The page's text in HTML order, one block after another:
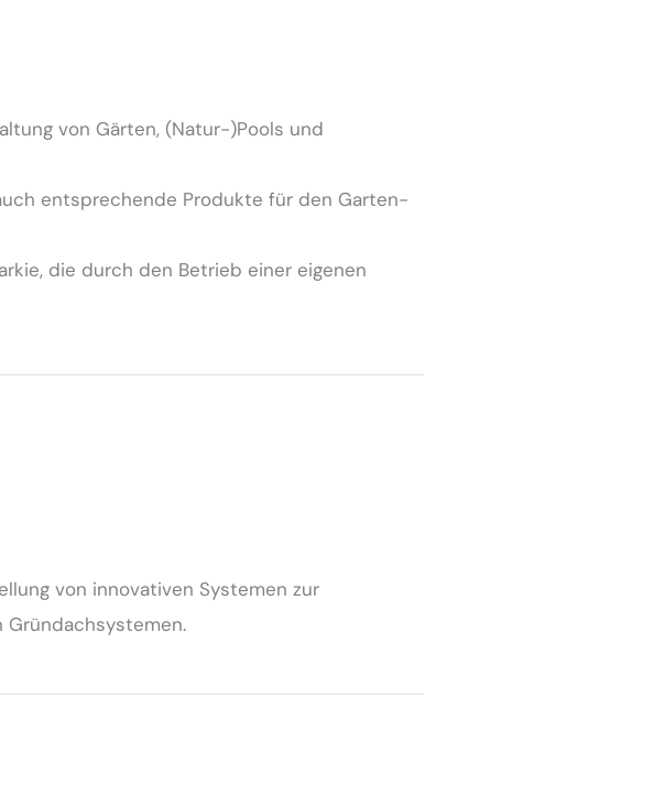
von Gärten, (Natur-)Pools und
entsprechende Produkte für den Garten-
die durch den Betrieb einer eigenen
von innovativen Systemen zur
Gründachsystemen.